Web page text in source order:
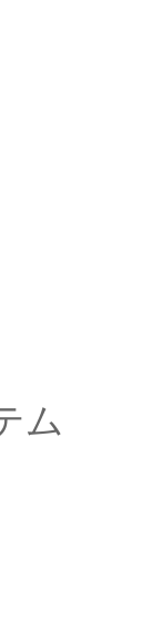
ム